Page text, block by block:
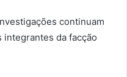
continuam
da facção